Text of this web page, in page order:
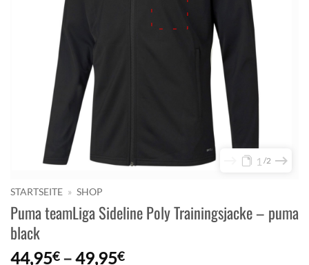
1 2
STARTSEITE » SHOP
Puma teamLiga Sideline Poly Trainingsjacke – puma
black
44,95€–49,95€